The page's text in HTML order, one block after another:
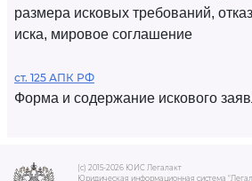
размера исковых требований,
иска, мировое соглашение
ст. 125 АПК РФ
Форма и содержание искового
(c) 2015-2026 ЮИС Легалакт
Юридическая информационная система